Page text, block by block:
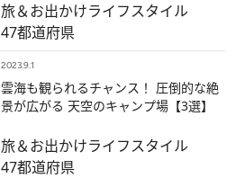
旅＆お出かけライフスタイル
47都道府県
2023.9.1
雲海も観られるチャンス！ 圧倒的な絶
景が広がる 天空のキャンプ場【3選】
旅＆お出かけライフスタイル
47都道府県